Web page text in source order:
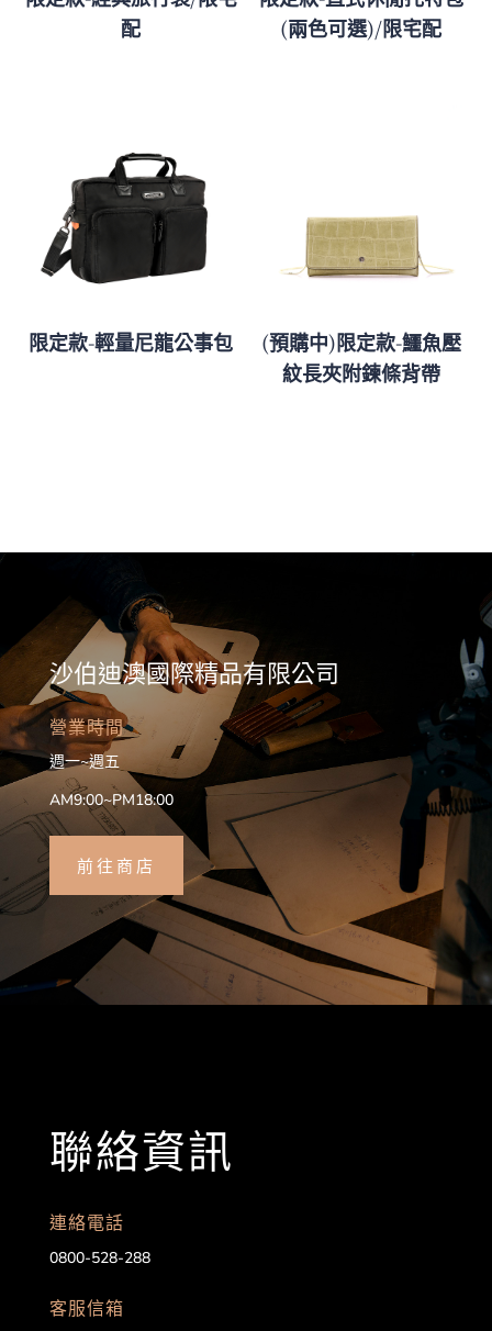
配
(兩色可選)/限宅配
限定款-輕量尼龍公事包
(預購中)限定款-鱷魚壓
紋長夾附鍊條背帶
沙伯迪澳國際精品有限公司
營業時間
週一~週五
AM9:00~PM18:00
前往商店
聯絡資訊
連絡電話
0800-528-288
客服信箱